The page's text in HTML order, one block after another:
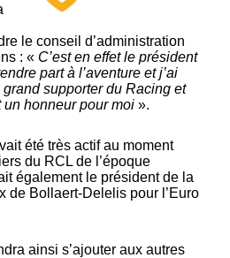
le conseil d’administration
: « C’est en effet le président
part à l’aventure et j’ai
supporter du Racing et
un honneur pour moi ».
été très actif au moment
du RCL de l’époque
également le président de la
de Bollaert-Delelis pour l’Euro
ainsi s’ajouter aux autres